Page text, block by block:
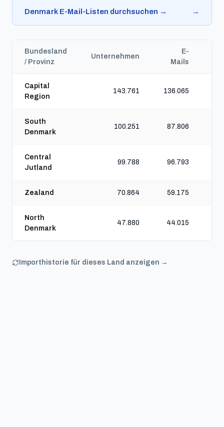
Denmark E-Mail-Listen durchsuchen → →
Bundesland
/ Provinz
Unternehmen
E-
Mails
Capital
Region
143.761 136.065
South
Denmark
100.251 87.806
Central
Jutland
99.788 96.793
Zealand 70.864 59.175
North
Denmark
47.880 44.015
Importhistorie für dieses Land anzeigen →